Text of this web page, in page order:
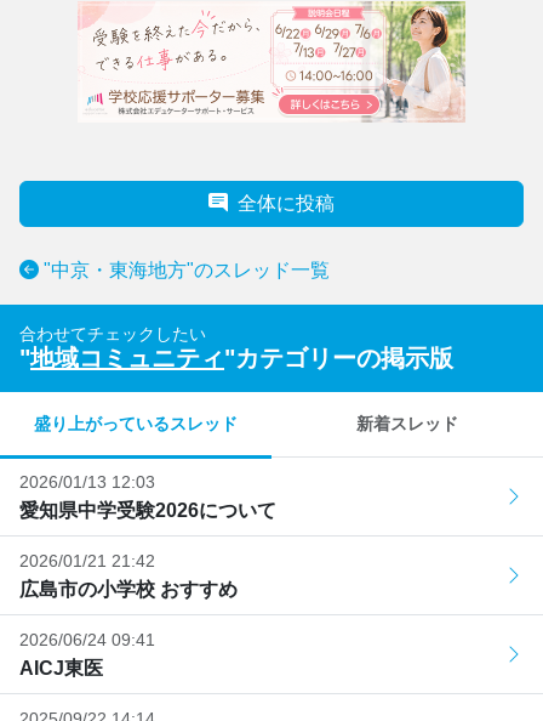
全体に投稿
"中京・東海地方"のスレッド一覧
合わせてチェックしたい
"地域コミュニティ"カテゴリーの掲示版
盛り上がっているスレッド 新着スレッド
2026/01/13 12:03
愛知県中学受験2026について
2026/01/21 21:42
広島市の小学校 おすすめ
2026/06/24 09:41
AICJ東医